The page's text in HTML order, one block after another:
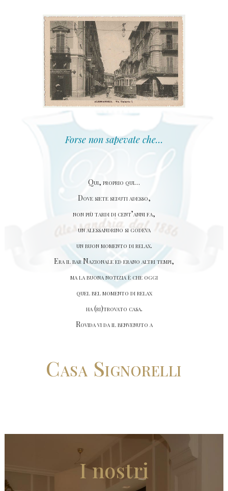
Forse non sapevate che…
Qui, proprio qui…
Dove siete seduti adesso,
non più tardi di cent’anni fa,
un alessandrino si godeva
un buon momento di relax.
Era il bar Nazionale ed erano altri tempi,
ma la buona notizia è che oggi
quel bel momento di relax
ha (ri)trovato casa.
Rovida vi da il benvenuto a
Casa Signorelli
I nostri